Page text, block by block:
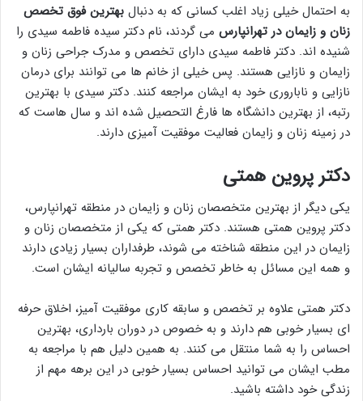
به احتمال خیلی زیاد اغلب کسانی که به دنبال بهترین فوق تخصص
زنان و زایمان در تهرانپارس می گردند، نام دکتر سیده فاطمه سیدی را
شنیده اند. دکتر فاطمه سیدی دارای تخصص و مدرک جراحی زنان و
زایمان و نازایی هستند. پس خیلی از خانم ها می توانند برای درمان
نازایی و ناباروری خود به ایشان مراجعه کنند. دکتر سیدی با بهترین
رتبه، از بهترین دانشگاه ها فارغ التحصیل شده اند و سال هاست که
در زمینه زنان و زایمان فعالیت موفقیت آمیزی دارند.
دکتر پروین همتی
یکی دیگر از بهترین متخصصان زنان و زایمان در منطقه تهرانپارس،
دکتر پروین همتی هستند. دکتر همتی که یکی از متخصصان زنان و
زایمان در این منطقه شناخته می شوند، طرفداران بسیار زیادی دارند
و همه این مسائل به خاطر تخصص و تجربه سالیانه ایشان است.
دکتر همتی علاوه بر تخصص و سابقه کاری موفقیت آمیز، اخلاق حرفه
ای بسیار خوبی هم دارند و به خصوص در دوران بارداری، بهترین
احساس را به شما منتقل می کنند. به همین دلیل هم با مراجعه به
مطب ایشان می توانید احساس بسیار خوبی در این برهه مهم از
زندگی خود داشته باشید.